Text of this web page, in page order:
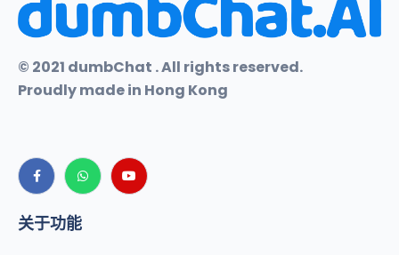
© 2021 dumbChat . All rights reserved.
Proudly made in Hong Kong
关于功能